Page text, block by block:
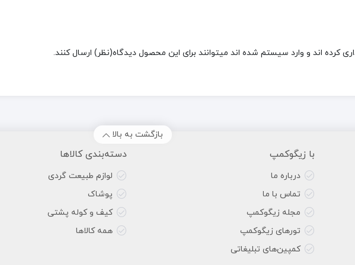
کرده اند و وارد سیستم شده اند میتوانند برای این محصول دیدگاه(نظر) ارسال کنند.
بازگشت به بالا
با زیگوکمپ
درباره ما
تماس با ما
مجله زیگوکمپ
تورهای زیگوکمپ
کمپین‌های تبلیغاتی
دسته‌بندی کالاها
لوازم طبیعت گردی
پوشاک
کیف و کوله پشتی
همه کالاها